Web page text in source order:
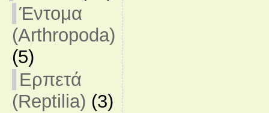
Έντομα
(Arthropoda)
(5)
Ερπετά
(Reptilia) (3)